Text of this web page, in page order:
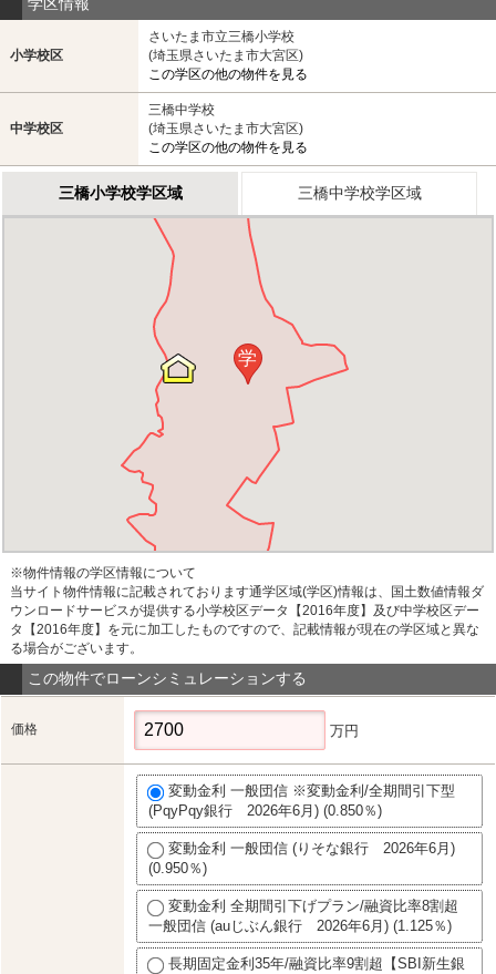
学区情報
小学校区
さいたま市立三橋小学校
(埼玉県さいたま市大宮区)
この学区の他の物件を見る
中学校区
三橋中学校
(埼玉県さいたま市大宮区)
この学区の他の物件を見る
三橋小学校学区域 三橋中学校学区域
学
※物件情報の学区情報について
当サイト物件情報に記載されております通学区域(学区)情報は、国土数値情報ダ
ウンロードサービスが提供する小学校区データ【2016年度】及び中学校区デー
タ【2016年度】を元に加工したものですので、記載情報が現在の学区域と異な
る場合がございます。
この物件でローンシミュレーションする
価格 万円
変動金利 一般団信 ※変動金利/全期間引下型
(PqyPqy銀行 2026年6月) (0.850％)
変動金利 一般団信 (りそな銀行 2026年6月)
(0.950％)
変動金利 全期間引下げプラン/融資比率8割超
一般団信 (auじぶん銀行 2026年6月) (1.125％)
長期固定金利35年/融資比率9割超【SBI新生銀